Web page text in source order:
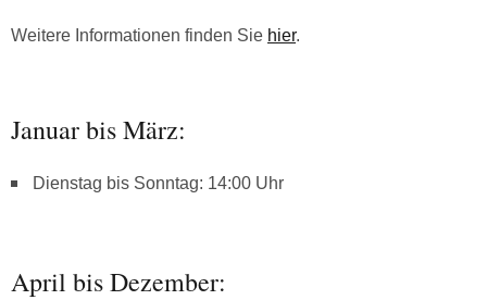
Weitere Informationen finden Sie hier.
Januar bis März:
Dienstag bis Sonntag: 14:00 Uhr
April bis Dezember: